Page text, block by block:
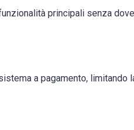
principali senza
a pagamento, limitando